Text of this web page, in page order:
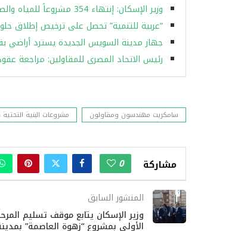
وزير الإسكان: إنتهاء 354 مشروعاً للمياه والصرف بالغربية بتكلفة 7.3 مليار جنيه
“عربية للتنمية” تحصل على ترخيص إطلاق
جهاز مدينة السويس الجديدة يسترد أراضي بقيمة تُقدّر
رئيس الاتحاد المصرى للمقاولين: مراجعة
سامكريت مهندسون ومقاولون مشروعات البنية
مشاركة 0
المنشور السابق
وزير الإسكان يتابع موقف تسليم
الأولى بمشروع “زهوة العاصمة”